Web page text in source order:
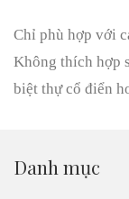
Chỉ phù hợp với
Không thích hợp
biệt thự cổ điển
Danh mục